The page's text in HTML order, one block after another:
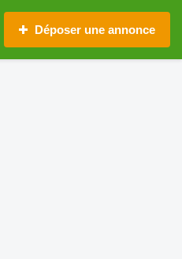
Déposer une annonce